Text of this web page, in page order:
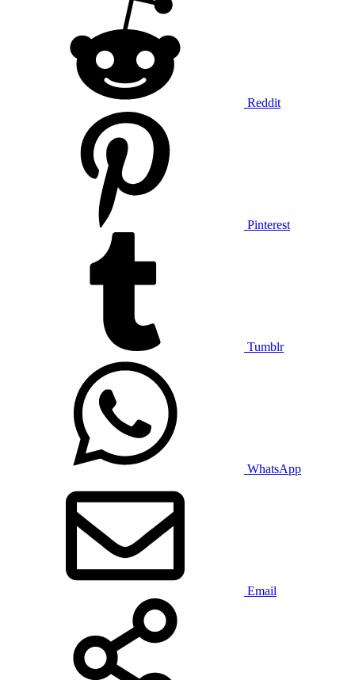
Reddit
Pinterest
Tumblr
WhatsApp
Email